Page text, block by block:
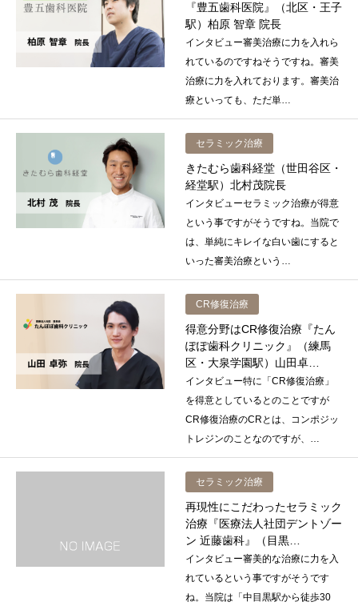
『豊五歯科医院』（北区・王子
駅）柏原 智章 院長
インタビュー審美治療に力を入れら
れているのですねそうですね。審美
治療に力を入れております。審美治
療といっても、ただ単…
セラミック治療
きたむら歯科経堂（世田谷区・
経堂駅）北村茂院長
インタビューセラミック治療が得意
という事ですがそうですね。当院で
は、単純にキレイな白い歯にすると
いった審美治療という…
CR修復治療
得意分野はCR修復治療『たん
ぽぽ歯科クリニック』（練馬
区・大泉学園駅）山田卓…
インタビュー特に「CR修復治療」
を得意としているとのことですが
CR修復治療のCRとは、コンポジッ
トレジンのことなのですが、…
セラミック治療
再現性にこだわったセラミック
治療『医療法人社団デントゾー
ン 近藤歯科』（目黒…
インタビュー審美的な治療に力を入
れているという事ですがそうです
ね。当院は「中目黒駅から徒歩30